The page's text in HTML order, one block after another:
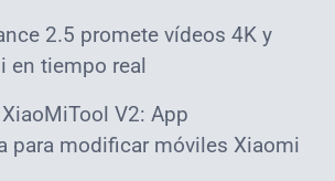
2.5 promete vídeos 4K y
en tiempo real
XiaoMiTool V2: App
para modificar móviles Xiaomi